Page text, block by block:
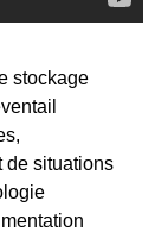
stockage
de situations